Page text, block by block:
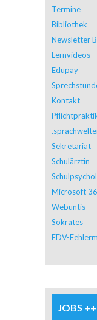
Termine
Bibliothek
Newsletter
Lernvideos
Edupay
Kontakt
Sekretariat
Schulärztin
Microsoft
Webuntis
Sokrates
EDV-
JOBS